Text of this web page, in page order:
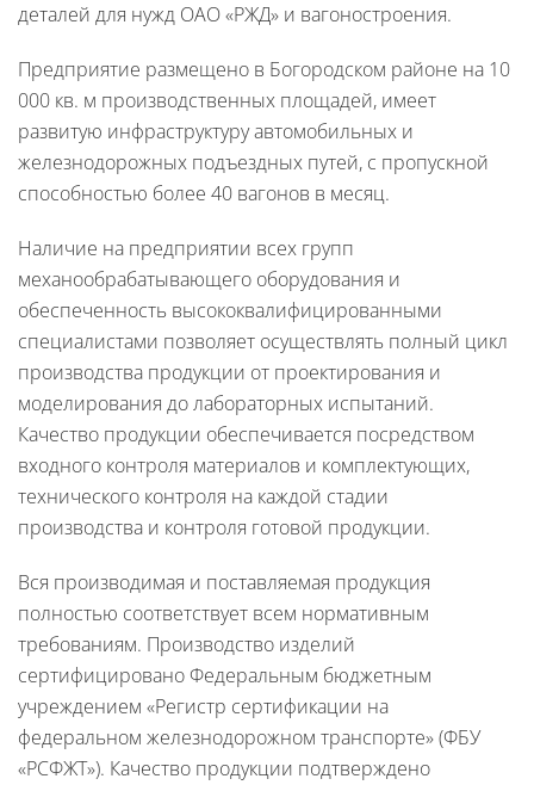
деталей для нужд ОАО «РЖД» и вагоностроения.
Предприятие размещено в Богородском районе на 10
000 кв. м производственных площадей, имеет
развитую инфраструктуру автомобильных и
железнодорожных подъездных путей, с пропускной
способностью более 40 вагонов в месяц.
Наличие на предприятии всех групп
механообрабатывающего оборудования и
обеспеченность высококвалифицированными
специалистами позволяет осуществлять полный цикл
производства продукции от проектирования и
моделирования до лабораторных испытаний.
Качество продукции обеспечивается посредством
входного контроля материалов и комплектующих,
технического контроля на каждой стадии
производства и контроля готовой продукции.
Вся производимая и поставляемая продукция
полностью соответствует всем нормативным
требованиям. Производство изделий
сертифицировано Федеральным бюджетным
учреждением «Регистр сертификации на
федеральном железнодорожном транспорте» (ФБУ
«РСФЖТ»). Качество продукции подтверждено